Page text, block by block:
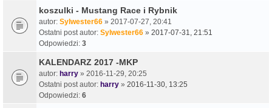
koszulki - Mustang Race i Rybnik
autor: Sylwester66 » 2017-07-27, 20:41
Ostatni post autor: Sylwester66 » 2017-07-31, 21:51
Odpowiedzi: 3
KALENDARZ 2017 -MKP
autor: harry » 2016-11-29, 20:25
Ostatni post autor: harry » 2016-11-30, 13:25
Odpowiedzi: 6